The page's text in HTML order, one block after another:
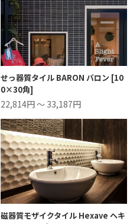
せっ器質タイル BARON バロン [10
0×30角]
22,814円 ～ 33,187円
磁器質モザイクタイル Hexave ヘキ